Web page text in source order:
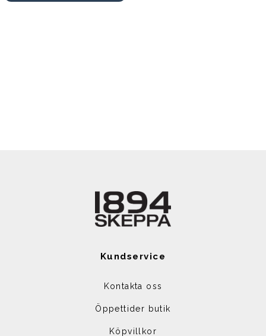
Kundservice
Kontakta oss
Öppettider butik
Köpvillkor